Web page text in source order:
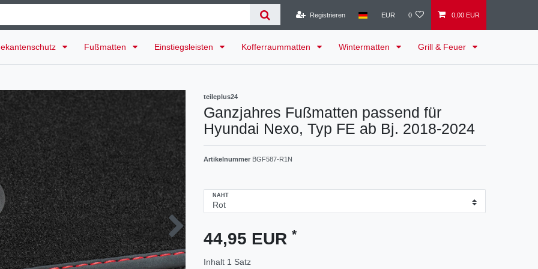
Registrieren EUR 0 0,00 EUR
Fußmatten Einstiegsleisten Kofferraummatten Wintermatten Grill & Feuer
teileplus24
Ganzjahres Fußmatten passend für
Hyundai Nexo, Typ FE ab Bj. 2018-2024
Artikelnummer BGF587-R1N
NAHT
44,95 EUR *
Inhalt 1 Satz